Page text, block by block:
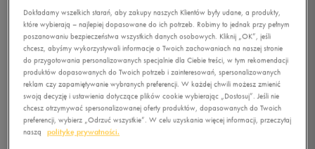
Dokładamy wszelkich starań, aby zakupy naszych Klientów były udane, a produkty,
które wybierają – najlepiej dopasowane do ich potrzeb. Robimy to jednak przy pełnym
poszanowaniu bezpieczeństwa wszystkich danych osobowych. Kliknij „OK”, jeśli
chcesz, abyśmy wykorzystywali informacje o Twoich zachowaniach na naszej stronie
do przygotowania personalizowanych specjalnie dla Ciebie treści, w tym rekomendacji
produktów dopasowanych do Twoich potrzeb i zainteresowań, spersonalizowanych
reklam czy zapamiętywanie wybranych preferencji. W każdej chwili możesz zmienić
swoją decyzję i ustawienia dotyczące plików cookie wybierając „Dostosuj”. Jeśli nie
chcesz otrzymywać spersonalizowanej oferty produktów, dopasowanych do Twoich
preferencji, wybierz „Odrzuć wszystkie”. W celu uzyskania więcej informacji, przeczytaj
naszą
politykę prywatności.